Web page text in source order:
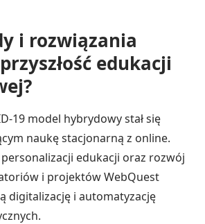
i rozwiązania
edukacji
19 model hybrydowy stał się
naukę stacjonarną z online.
edukacji oraz rozwój
i projektów WebQuest
digitalizację i automatyzację